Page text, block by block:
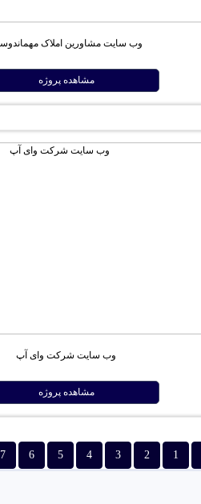
وب سایت مشاورین املاک
مشاهده پروژه
وب سایت شرکت وای آپ
مشاهده پروژه
1
2
3
4
5
6
7